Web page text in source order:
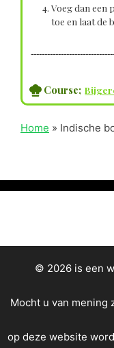
Voeg dan een
toe en laat de
Course;
Home » Indische
© 2026 is een
Mocht u van mening
op deze website